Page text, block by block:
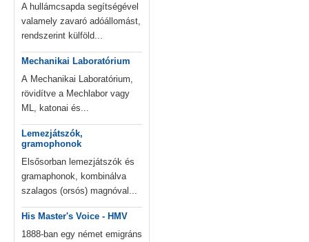
A hullámcsapda segítségével
valamely zavaró adóállomást,
rendszerint külföld...
Mechanikai Laboratórium
A Mechanikai Laboratórium,
rövidítve a Mechlabor vagy
ML, katonai és...
Lemezjátszók,
gramophonok
Elsősorban lemezjátszók és
gramaphonok, kombinálva
szalagos (orsós) magnóval...
His Master's Voice - HMV
1888-ban egy német emigráns